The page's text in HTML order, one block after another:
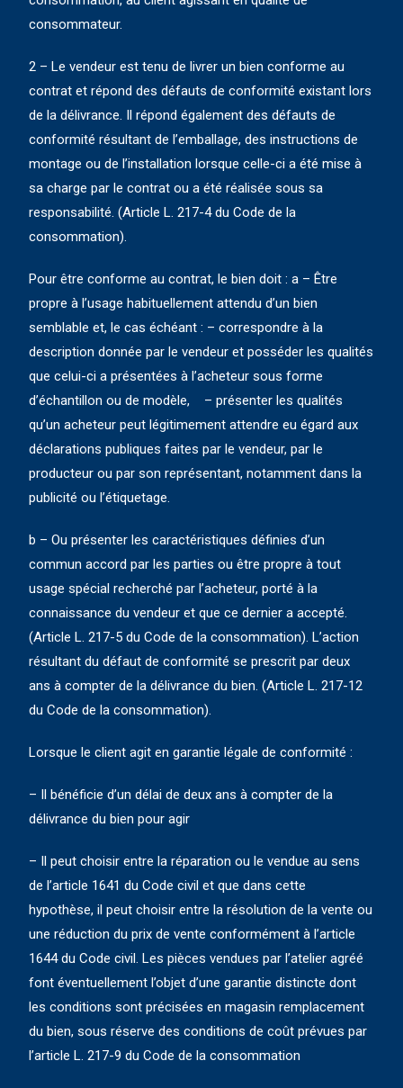
consommateur.
2 – Le vendeur est tenu de livrer un bien conforme au
contrat et répond des défauts de conformité existant lors
de la délivrance. Il répond également des défauts de
conformité résultant de l’emballage, des instructions de
montage ou de l’installation lorsque celle-ci a été mise à
sa charge par le contrat ou a été réalisée sous sa
responsabilité. (Article L. 217-4 du Code de la
consommation).
Pour être conforme au contrat, le bien doit : a – Être
propre à l’usage habituellement attendu d’un bien
semblable et, le cas échéant : – correspondre à la
description donnée par le vendeur et posséder les qualités
que celui-ci a présentées à l’acheteur sous forme
d’échantillon ou de modèle, – présenter les qualités
qu’un acheteur peut légitimement attendre eu égard aux
déclarations publiques faites par le vendeur, par le
producteur ou par son représentant, notamment dans la
publicité ou l’étiquetage.
b – Ou présenter les caractéristiques définies d’un
commun accord par les parties ou être propre à tout
usage spécial recherché par l’acheteur, porté à la
connaissance du vendeur et que ce dernier a accepté.
(Article L. 217-5 du Code de la consommation). L’action
résultant du défaut de conformité se prescrit par deux
ans à compter de la délivrance du bien. (Article L. 217-12
du Code de la consommation).
Lorsque le client agit en garantie légale de conformité :
– Il bénéficie d’un délai de deux ans à compter de la
délivrance du bien pour agir
– Il peut choisir entre la réparation ou le vendue au sens
de l’article 1641 du Code civil et que dans cette
hypothèse, il peut choisir entre la résolution de la vente ou
une réduction du prix de vente conformément à l’article
1644 du Code civil. Les pièces vendues par l’atelier agréé
font éventuellement l’objet d’une garantie distincte dont
les conditions sont précisées en magasin remplacement
du bien, sous réserve des conditions de coût prévues par
l’article L. 217-9 du Code de la consommation